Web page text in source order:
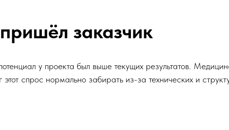
заказчик
у проекта был выше текущих результатов.
спрос нормально забирать из-за технических и